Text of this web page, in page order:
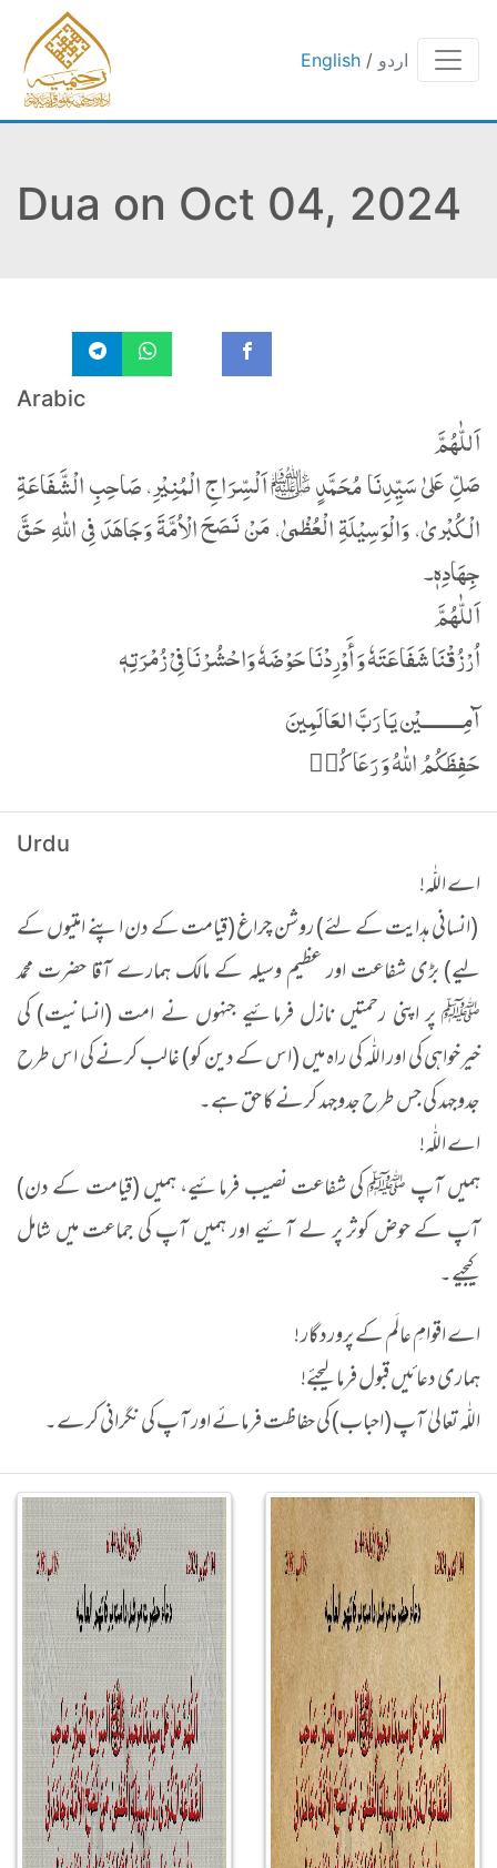
English / اردو
Dua on Oct 04, 2024
Arabic
اَللّٰھُمَّ
صَلِّ عَلیٰ سَیِّدِنَا مُحَمَّدٍ ﷺ اَلْسِّرَاجِ الْمُنِیْرِ، صَاحِبِ الْشَّفَاعَةِ
الْکُبْریٰ، وَالْوَسِیْلَةِ الْعُظْمیٰ، مَنْ نَصَحَ الْاُمَّةَ وَجَاھَدَ فِی اللّٰهِ حَقَّ
جِھَادِهٖ۔
اَللّٰھُمَّ
اُرْزُقْنَا شَفَاعَتَهٗ وَ أَوْرِدْنَا حَوْضَهٗ وَاحْشُرْنَا فِیْ زُمْرَتِهٖ
آمِـــــــــيْن يَا رَبَّ العَالَمِينَ
حَفِظَكُمُ اللّٰهُ وَ رَعَاكُم٘
Urdu
اے اللّٰہ!
(انسانی ہدایت کے لئے) روشن چراغ (قیامت کے دن اپنے امتیوں کے
لیے) بڑی شفاعت اور عظیم وسیلہ کے مالک ہمارے آقا حضرت محمد
ﷺ پر اپنی رحمتیں نازل فرمائیے جنہوں نے امت (انسانیت) کی
خیرخواہی کی اور اللّٰہ کی راہ میں (اس کے دین کو) غالب کرنے کی اس طرح
جدوجہد کی جس طرح جدوجہد کرنے کا حق ہے۔
اے اللّٰہ!
ہمیں آپ ﷺ کی شفاعت نصیب فرمائیے، ہمیں (قیامت کے دن)
آپ کے حوض کوثر پر لے آئیے اور ہمیں آپ کی جماعت میں شامل
کیجیے۔
اے اقوامِ عالَم کے پروردگار !
ہماری دعائیں قبول فرما لیجئے!
اللّٰہ تعالیٰ آپ (احباب) کی حفاظت فرمائے اور آپ کی نگرانی کرے۔